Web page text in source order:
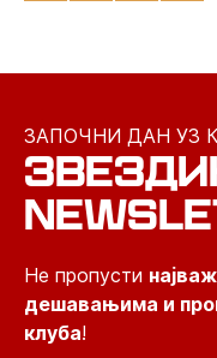
ЗАПОЧНИ ДАН УЗ
Не пропусти
дешавањима и
клуба!